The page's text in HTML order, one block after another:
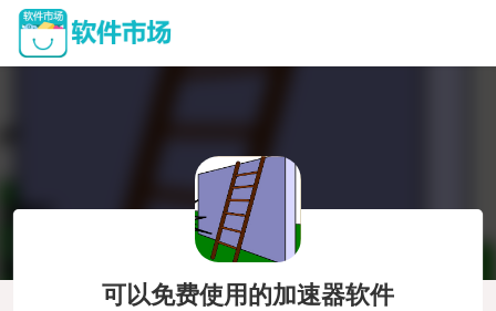
可以免费使用的加速器软件